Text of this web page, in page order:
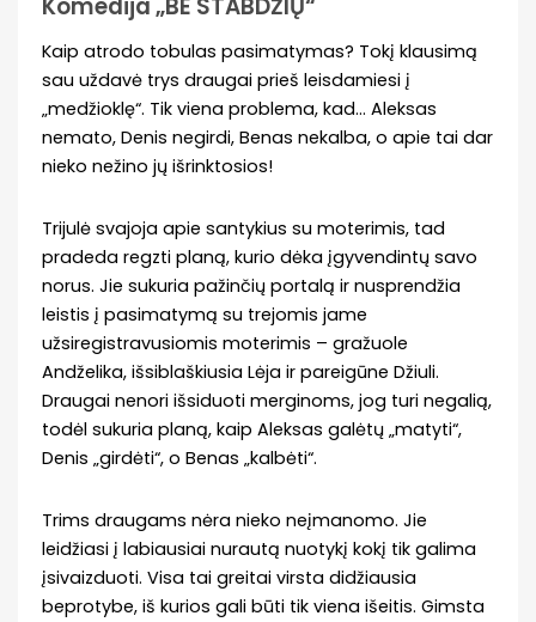
Komedija „BE STABDŽIŲ“
Kaip atrodo tobulas pasimatymas? Tokį klausimą
sau uždavė trys draugai prieš leisdamiesi į
„medžioklę“. Tik viena problema, kad… Aleksas
nemato, Denis negirdi, Benas nekalba, o apie tai dar
nieko nežino jų išrinktosios!
Trijulė svajoja apie santykius su moterimis, tad
pradeda regzti planą, kurio dėka įgyvendintų savo
norus. Jie sukuria pažinčių portalą ir nusprendžia
leistis į pasimatymą su trejomis jame
užsiregistravusiomis moterimis – gražuole
Andželika, išsiblaškiusia Lėja ir pareigūne Džiuli.
Draugai nenori išsiduoti merginoms, jog turi negalią,
todėl sukuria planą, kaip Aleksas galėtų „matyti“,
Denis „girdėti“, o Benas „kalbėti“.
Trims draugams nėra nieko neįmanomo. Jie
leidžiasi į labiausiai nurautą nuotykį kokį tik galima
įsivaizduoti. Visa tai greitai virsta didžiausia
beprotybe, iš kurios gali būti tik viena išeitis. Gimsta